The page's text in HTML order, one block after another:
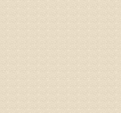
病情描
专家回
由于你
来院就
姓名
病情描
专家回